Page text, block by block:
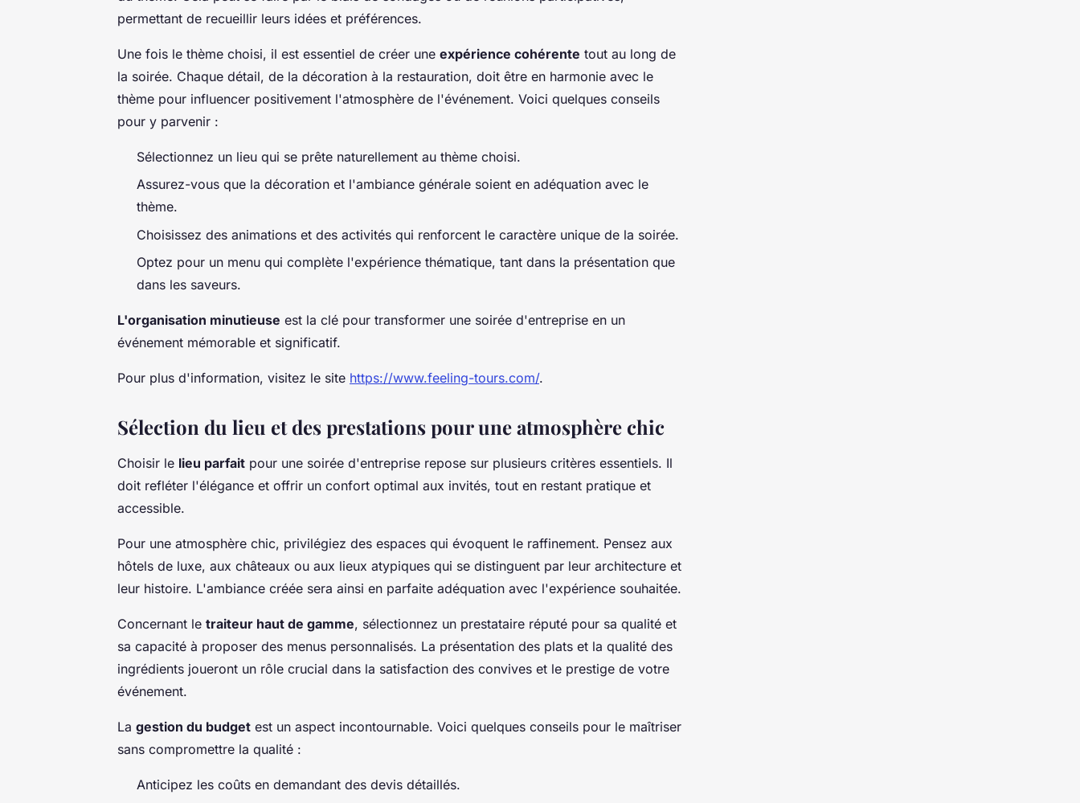
permettant de recueillir leurs idées et préférences.
Une fois le thème choisi, il est essentiel de créer une expérience cohérente tout au long de
la soirée. Chaque détail, de la décoration à la restauration, doit être en harmonie avec le
thème pour influencer positivement l'atmosphère de l'événement. Voici quelques conseils
pour y parvenir :
Sélectionnez un lieu qui se prête naturellement au thème choisi.
Assurez-vous que la décoration et l'ambiance générale soient en adéquation avec le
thème.
Choisissez des animations et des activités qui renforcent le caractère unique de la soirée.
Optez pour un menu qui complète l'expérience thématique, tant dans la présentation que
dans les saveurs.
L'organisation minutieuse est la clé pour transformer une soirée d'entreprise en un
événement mémorable et significatif.
Pour plus d'information, visitez le site https://www.feeling-tours.com/.
Sélection du lieu et des prestations pour une atmosphère chic
Choisir le lieu parfait pour une soirée d'entreprise repose sur plusieurs critères essentiels. Il
doit refléter l'élégance et offrir un confort optimal aux invités, tout en restant pratique et
accessible.
Pour une atmosphère chic, privilégiez des espaces qui évoquent le raffinement. Pensez aux
hôtels de luxe, aux châteaux ou aux lieux atypiques qui se distinguent par leur architecture et
leur histoire. L'ambiance créée sera ainsi en parfaite adéquation avec l'expérience souhaitée.
Concernant le traiteur haut de gamme, sélectionnez un prestataire réputé pour sa qualité et
sa capacité à proposer des menus personnalisés. La présentation des plats et la qualité des
ingrédients joueront un rôle crucial dans la satisfaction des convives et le prestige de votre
événement.
La gestion du budget est un aspect incontournable. Voici quelques conseils pour le maîtriser
sans compromettre la qualité :
Anticipez les coûts en demandant des devis détaillés.